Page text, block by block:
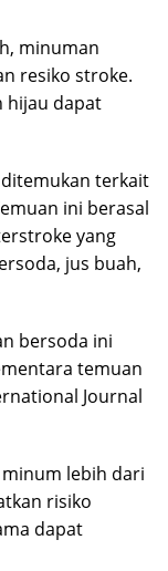
minuman
resiko stroke.
hijau dapat
terkait
ini berasal
yang
jus buah,
bersoda ini
temuan
Journal
lebih dari
risiko
dapat